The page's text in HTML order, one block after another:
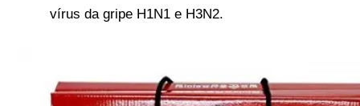
vírus da gripe H1N1 e H3N2.